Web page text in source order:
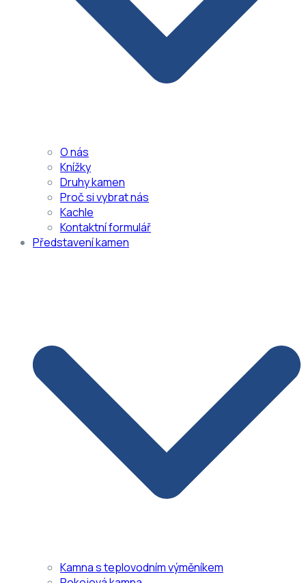
O nás
Knížky
Druhy kamen
Proč si vybrat nás
Kachle
Kontaktní formulář
Představení kamen
Kamna s teplovodním výměníkem